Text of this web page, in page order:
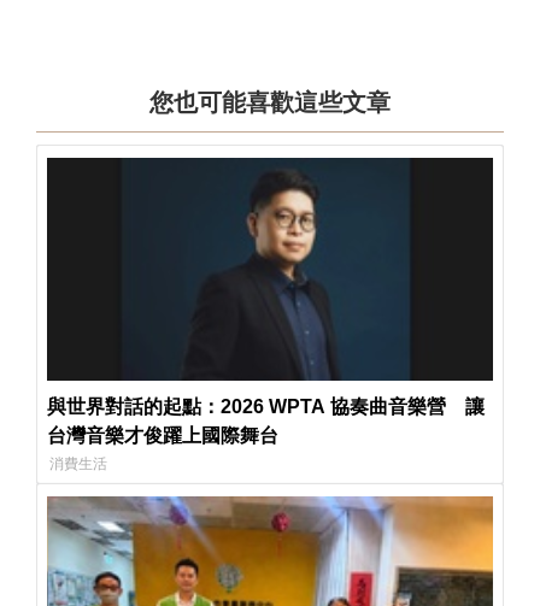
您也可能喜歡這些文章
與世界對話的起點：2026 WPTA 協奏曲音樂營 讓
台灣音樂才俊躍上國際舞台
消費生活